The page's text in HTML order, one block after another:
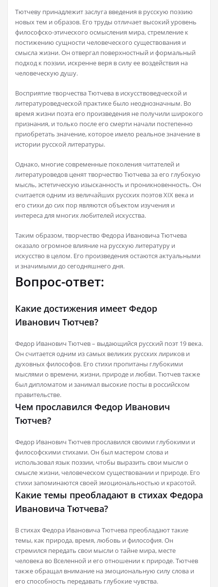
Тютчеву принадлежит заслуга введения в русскую поэзию
новых тем и образов. Его труды отличает высокий уровень
философско-этического осмысления мира, стремление к
постижению сущности человеческого существования и
смысла жизни. Он отвергал поверхностный и формальный
подход к поэзии, искренне веря в силу ее воздействия на
человеческую душу.
Восприятие творчества Тютчева в искусствоведческой и
литературоведческой практике было неоднозначным. Во
время жизни поэта его произведения не получили широкого
признания, и только после его смерти начали постепенно
приобретать значение, которое имело реальное значение в
истории русской литературы.
Однако, многие современные поколения читателей и
литературоведов ценят творчество Тютчева за его глубокую
мысль, эстетическую изысканность и проникновенность. Он
считается одним из величайших русских поэтов XIX века и
его стихи до сих пор являются объектом изучения и
интереса для многих любителей искусства.
Таким образом, творчество Федора Ивановича Тютчева
оказало огромное влияние на русскую литературу и
искусство в целом. Его произведения остаются актуальными
и значимыми до сегодняшнего дня.
Вопрос-ответ:
Какие достижения имеет Федор
Иванович Тютчев?
Федор Иванович Тютчев – выдающийся русский поэт 19 века.
Он считается одним из самых великих русских лириков и
духовных философов. Его стихи пропитаны глубокими
мыслями о времени, жизни, природе и любви. Тютчев также
был дипломатом и занимал высокие посты в российском
правительстве.
Чем прославился Федор Иванович
Тютчев?
Федор Иванович Тютчев прославился своими глубокими и
философскими стихами. Он был мастером слова и
использовал язык поэзии, чтобы выразить свои мысли о
смысле жизни, человеческом существовании и природе. Его
стихи запоминаются своей эмоциональностью и красотой.
Какие темы преобладают в стихах Федора
Ивановича Тютчева?
В стихах Федора Ивановича Тютчева преобладают такие
темы, как природа, время, любовь и философия. Он
стремился передать свои мысли о тайне мира, месте
человека во Вселенной и его отношении к природе. Тютчев
также обращал внимание на эмоциональную силу слова и
его способность передавать глубокие чувства.